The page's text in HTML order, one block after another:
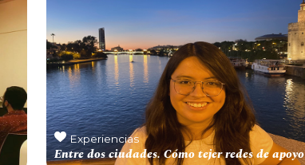
Experiencias
Entre dos ciudades. Cómo tejer redes de apoyo